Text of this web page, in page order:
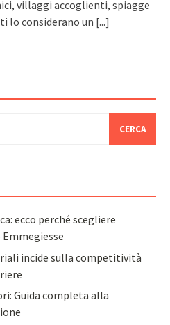
villaggi accoglienti, spiagge
lo considerano un [...]
ecco perché scegliere
incide sulla competitività
Guida completa alla